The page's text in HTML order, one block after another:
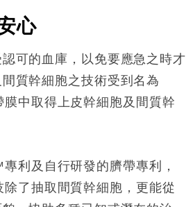
心
可的血庫，以免要應急之時才
質幹細胞之技術受到名為
中取得上皮幹細胞及間質幹
利及自行研發的臍帶專利，
了抽取間質幹細胞，更能從